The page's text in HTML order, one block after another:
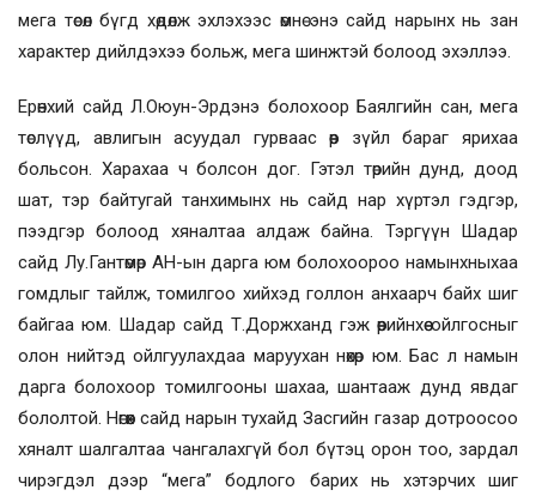
мега төсөл бүгд хөдөлж эхлэхээс өмнө энэ сайд нарынх нь зан
характер дийлдэхээ больж, мега шинжтэй болоод эхэллээ.
Ерөнхий сайд Л.Оюун-Эрдэнэ болохоор Баялгийн сан, мега
төслүүд, авлигын асуудал гурваас өөр зүйл бараг ярихаа
больсон. Харахаа ч болсон дог. Гэтэл төрийн дунд, доод
шат, тэр байтугай танхимынх нь сайд нар хүртэл гэдгэр,
пээдгэр болоод хяналтаа алдаж байна. Тэргүүн Шадар
сайд Лу.Гантөмөр АН-ын дарга юм болохоороо намынхныхаа
гомдлыг тайлж, томилгоо хийхэд голлон анхаарч байх шиг
байгаа юм. Шадар сайд Т.Доржханд гэж өөрийнхөө ойлгосныг
олон нийтэд ойлгуулахдаа маруухан нөхөр юм. Бас л намын
дарга болохоор томилгооны шахаа, шантааж дунд явдаг
бололтой. Нөгөөх сайд нарын тухайд Засгийн газар дотроосоо
хяналт шалгалтаа чангалахгүй бол бүтэц орон тоо, зардал
чирэгдэл дээр “мега” бодлого барих нь хэтэрчих шиг